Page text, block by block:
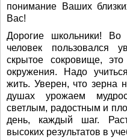
понимание Ваших
Вас!
Дорогие школьники! Во
человек пользовался
скрытое сокровище,
окружения. Надо
жить. Уверен, что зерна
душах урожаем
светлым, радостным и
день, каждый шаг.
высоких результатов в